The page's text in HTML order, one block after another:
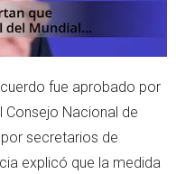
fue aprobado por
Consejo Nacional de
secretarios de
explicó que la medida